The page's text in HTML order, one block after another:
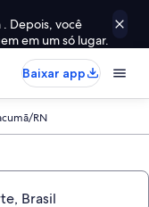
Depois, você
em um só lugar.
Baixar app
RN